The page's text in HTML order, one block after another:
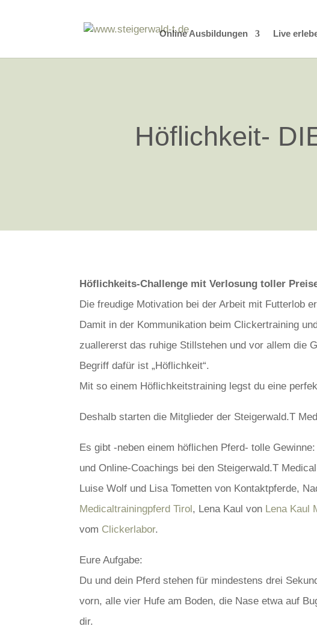
Online Ausbildungen Live
Höflichkeit-
Höflichkeits-Challenge mit Verlosung toller
Die freudige Motivation bei der Arbeit mit Futterlob
Damit in der Kommunikation beim Clickertraining
zuallererst das ruhige Stillstehen und vor allem die
Begriff dafür ist „Höflichkeit“.
Mit so einem Höflichkeitstraining legst du eine
Deshalb starten die Mitglieder der Steigerwald.T
Es gibt -neben einem höflichen Pferd- tolle
und Online-Coachings bei den Steigerwald.T
Luise Wolf und Lisa Tometten von Kontaktpferde,
Medicaltrainingpferd Tirol , Lena Kaul von Lena Kaul
vom Clickerlabor.
Eure Aufgabe:
Du und dein Pferd stehen für mindestens drei
vorn, alle vier Hufe am Boden, die Nase etwa auf
dir.